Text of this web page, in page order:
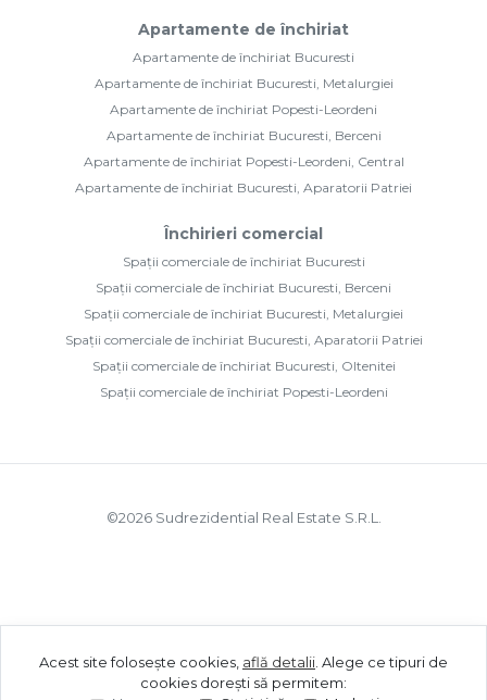
Apartamente de închiriat
Apartamente de închiriat Bucuresti
Apartamente de închiriat Bucuresti, Metalurgiei
Apartamente de închiriat Popesti-Leordeni
Apartamente de închiriat Bucuresti, Berceni
Apartamente de închiriat Popesti-Leordeni, Central
Apartamente de închiriat Bucuresti, Aparatorii Patriei
Închirieri comercial
Spații comerciale de închiriat Bucuresti
Spații comerciale de închiriat Bucuresti, Berceni
Spații comerciale de închiriat Bucuresti, Metalurgiei
Spații comerciale de închiriat Bucuresti, Aparatorii Patriei
Spații comerciale de închiriat Bucuresti, Oltenitei
Spații comerciale de închiriat Popesti-Leordeni
©2026Sudrezidential Real Estate S.R.L.
Acest site folosește cookies, află detalii Alege ce tipuri de
cookies dorești să permitem: